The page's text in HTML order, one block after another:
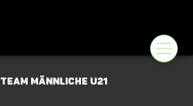
Team Männliche U21